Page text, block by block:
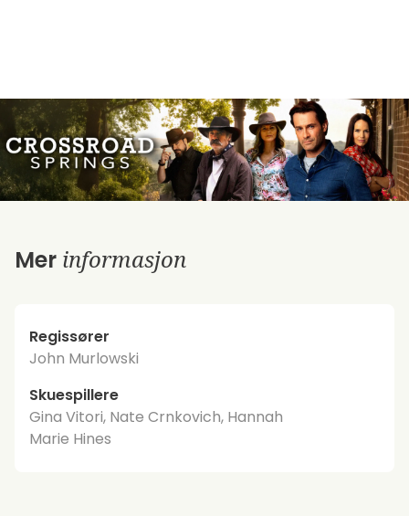
Mer informasjon
Regissører
John Murlowski
Skuespillere
Gina Vitori, Nate Crnkovich, Hannah
Marie Hines